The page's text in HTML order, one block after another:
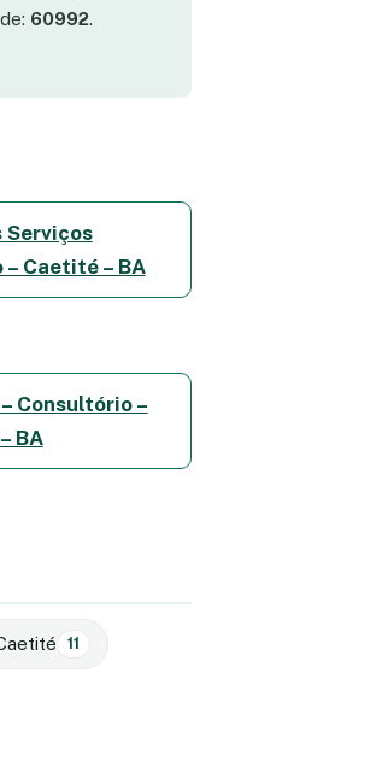
60992.
Serviços
– Caetité – BA
Consultório –
BA
11